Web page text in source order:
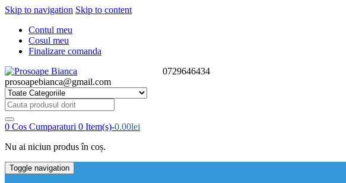
Skip to navigation Skip to content
Contul meu
Cosul meu
Finalizare comanda
0729646434
prosoapebianca@gmail.com
Cauta
produsul
dorit:
0 Cos Cumparaturi 0 Item(s)-0.00lei
Nu ai niciun produs în coș.
Toggle navigation